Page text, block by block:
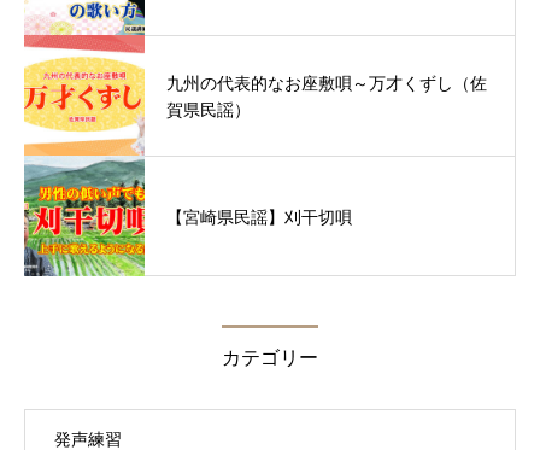
九州の代表的なお座敷唄～万才くずし（佐
賀県民謡）
【宮崎県民謡】刈干切唄
カテゴリー
発声練習